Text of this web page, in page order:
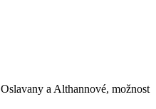
a Althannové, možnost